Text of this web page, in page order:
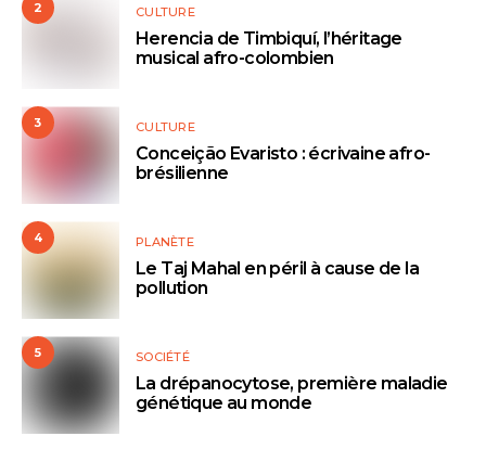
2 CULTURE
Herencia de Timbiquí, l’héritage
musical afro-colombien
3 CULTURE
Conceição Evaristo : écrivaine afro-
brésilienne
4 PLANÈTE
Le Taj Mahal en péril à cause de la
pollution
5 SOCIÉTÉ
La drépanocytose, première maladie
génétique au monde